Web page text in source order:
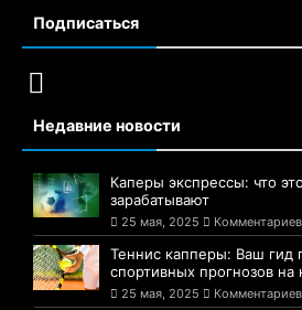
Подписаться
Недавние новости
Каперы экспрессы: что
зарабатывают
25 мая, 2025
Теннис капперы: Ваш гид
спортивных прогнозов на
25 мая, 2025